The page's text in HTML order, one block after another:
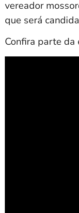
vereador
que será
Confira parte da